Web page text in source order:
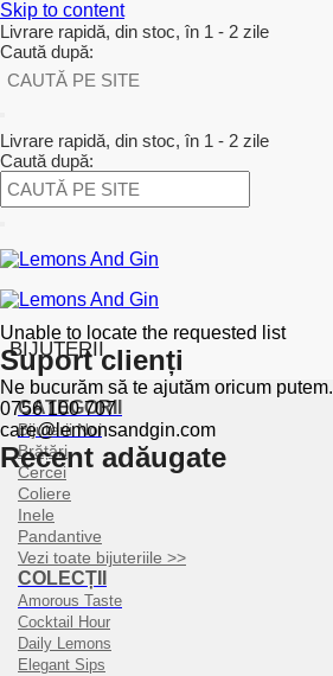
Skip to content
Livrare rapidă, din stoc, în 1 - 2 zile
Caută după:
Livrare rapidă, din stoc, în 1 - 2 zile
Caută după:
BIJUTERII
CATEGORII
Bijuterii Noi
Brățări
Cercei
Coliere
Inele
Pandantive
Vezi toate bijuteriile >>
COLECȚII
Amorous Taste
Cocktail Hour
Daily Lemons
Elegant Sips
Unable to locate the requested list
Suport clienți
Ne bucurăm să te ajutăm oricum putem.
0756 100 707
care@lemonsandgin.com
Recent adăugate